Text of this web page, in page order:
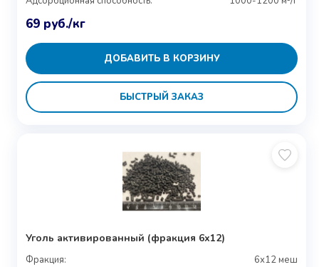
69 руб./кг
ДОБАВИТЬ В КОРЗИНУ
БЫСТРЫЙ ЗАКАЗ
Уголь активированный (фракция 6х12)
Фракция:
6х12 меш